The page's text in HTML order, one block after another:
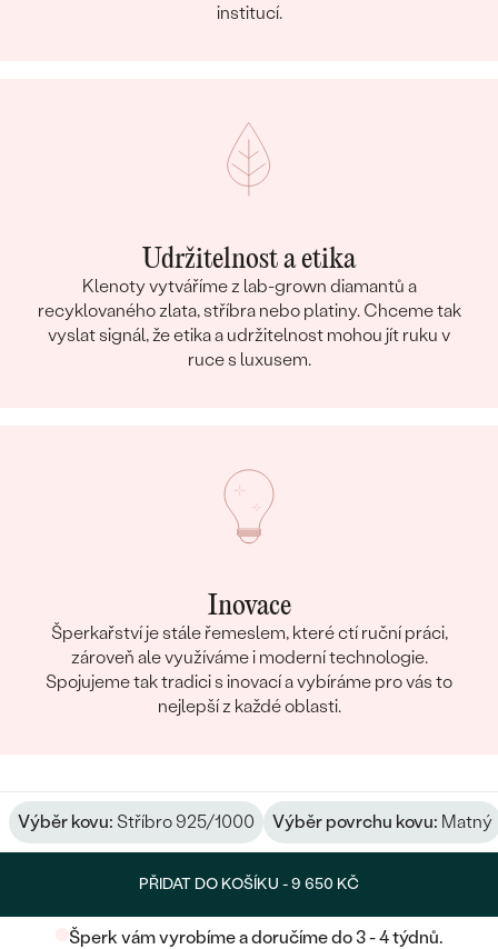
institucí.
Udržitelnost a etika
Klenoty vytváříme z lab-grown diamantů a
recyklovaného zlata, stříbra nebo platiny. Chceme tak
vyslat signál, že etika a udržitelnost mohou jít ruku v
ruce s luxusem.
Inovace
Šperkařství je stále řemeslem, které ctí ruční práci,
zároveň ale využíváme i moderní technologie.
Spojujeme tak tradici s inovací a vybíráme pro vás to
nejlepší z každé oblasti.
Výběr kovu: Stříbro 925/1000 Výběr povrchu kovu: Matný
PŘIDAT DO KOŠÍKU -9 650 KČ
Šperk vám vyrobíme a doručíme do 3 - 4 týdnů.